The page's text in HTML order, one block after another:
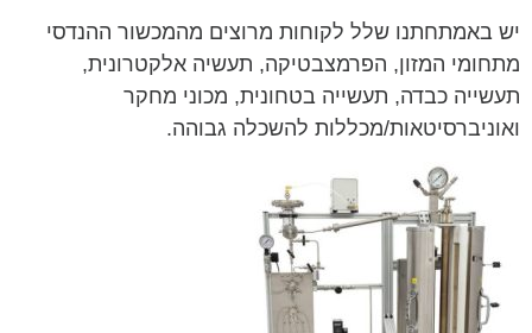
יש באמתחתנו שלל לקוחות מרוצים מהמכשור ההנדסי
מתחומי המזון, הפרמצבטיקה, תעשיה אלקטרונית,
תעשייה כבדה, תעשייה בטחונית, מכוני מחקר
ואוניברסיטאות/מכללות להשכלה גבוהה.